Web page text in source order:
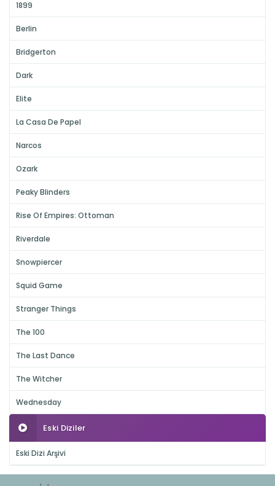
1899
Berlin
Bridgerton
Dark
Elite
La Casa De Papel
Narcos
Ozark
Peaky Blinders
Rise Of Empires: Ottoman
Riverdale
Snowpiercer
Squid Game
Stranger Things
The 100
The Last Dance
The Witcher
Wednesday
Eski Diziler
Eski Dizi Arşivi